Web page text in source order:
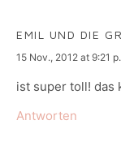
EMIL UND DIE
says:
15 Nov., 2012 at 9:21
ist super toll! das
Antworten